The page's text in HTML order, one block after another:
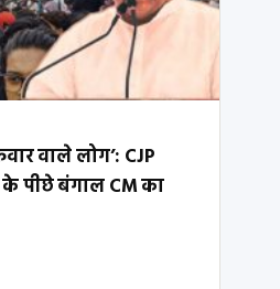
वाले लोग’: CJP
के पीछे बंगाल CM का